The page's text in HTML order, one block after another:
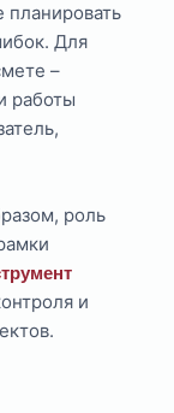
планировать
Для
–
работы
роль
и